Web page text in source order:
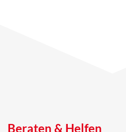
Beraten & Helfen